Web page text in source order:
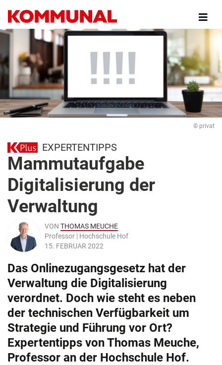
zum
Inhalt
© privat
EXPERTENTIPPS
Mammutaufgabe
Digitalisierung der
Verwaltung
VON THOMAS MEUCHE
Professor | Hochschule Hof
15. FEBRUAR 2022
Das Onlinezugangsgesetz hat der
Verwaltung die Digitalisierung
verordnet. Doch wie steht es neben
der technischen Verfügbarkeit um
Strategie und Führung vor Ort?
Expertentipps von Thomas Meuche,
Professor an der Hochschule Hof.